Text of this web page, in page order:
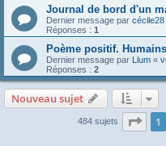
Journal de bord d'un
Dernier message par cécile28
Réponses : 1
Poème positif.
Dernier message par Llum «
Réponses : 2
Nouveau sujet
484 sujets Page
1